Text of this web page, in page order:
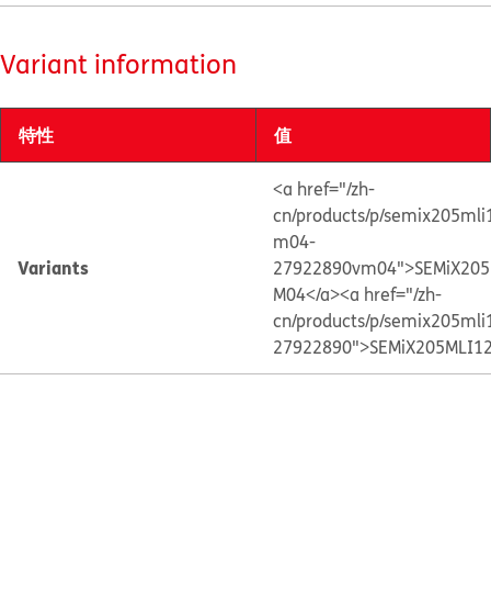
Variant information
特性 值
Variants
<a href="/zh-
cn/products/p/
m04-
M04</a><a href="/zh-
cn/products/p/